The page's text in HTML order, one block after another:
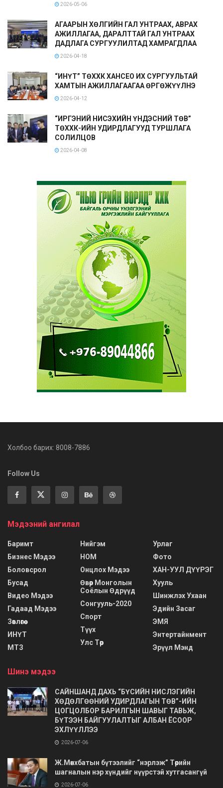
2026-05-06
АГААРЫН ХӨЛГИЙН ГАЛ УНТРААХ, АВРАХ
АЖИЛЛАГАА, ДАРАЛТТАЙ ГАЛ УНТРААХ
ДАДЛАГА СУРГУУЛИЛТАД ХАМРАГДЛАА
2026-04-18
“ИНҮТ” ТӨХХК ХАНСЕО ИХ СУРГУУЛЬТАЙ
ХАМТЫН АЖИЛЛАГААГАА ӨРГӨЖҮҮЛНЭ
2026-04-12
“ИРГЭНИЙ НИСЭХИЙН ҮНДЭСНИЙ ТӨВ”
ТӨХХК-ИЙН УДИРДЛАГУУД ТУРШЛАГА
СОЛИЛЦОВ
2026-04-08
Холбоо барих: 8008-7886
Follow Us
Мэдээний ангилал
Баримт
Бизнес Мэдээ
Боловсрол
Бусад
Видео Мэдээ
Гадаад Мэдээ
Зөвлөгөө
ИНҮТ
МТЗ
Нийгэм
НОМ
Онцлох Мэдээ
Өвөр Монголын
Соёлын Өдрүүд
Сонгууль-2020
Спорт
Түүх
Улс Төр
Урлаг
Фото
ХАН-УУЛ ДҮҮРЭГ
Хууль
Шинжлэх Ухаан
Эдийн Засаг
ЭМЯ
Энтертайнмент
Эрүүл Мэнд
Шинэ мэдээ
САЙНШАНД ДАХЬ “БҮСИЙН НИСЛЭГИЙН
ХӨДӨЛГӨӨНИЙ УДИРДЛАГЫН ТӨВ”-ИЙН
ЦОГЦОЛБОР БАРИЛГЫН ШАВЫГ ТАВЬЖ,
БҮТЭЭН БАЙГУУЛАЛТЫГ АЛБАН ЁСООР
ЭХЛҮҮЛЛЭЭ
2026-07-06
Ж.Мөнхбатын бүтээлийг “нэрлэж” Төрийн
шагналын нэр хүндийг нүүрстэй хутгасангүй
2026-07-06